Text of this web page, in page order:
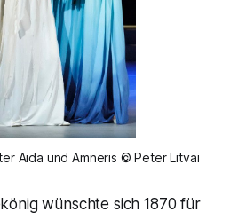
Aida und Amneris © Peter Litvai
wünschte sich 1870 für